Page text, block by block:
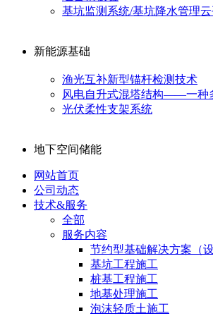
基坑监测系统/基坑降水管理云
新能源基础
渔光互补新型锚杆检测技术
风电自升式混塔结构——一种
光伏柔性支架系统
地下空间储能
网站首页
公司动态
技术&服务
全部
服务内容
节约型基础解决方案（
基坑工程施工
桩基工程施工
地基处理施工
泡沫轻质土施工